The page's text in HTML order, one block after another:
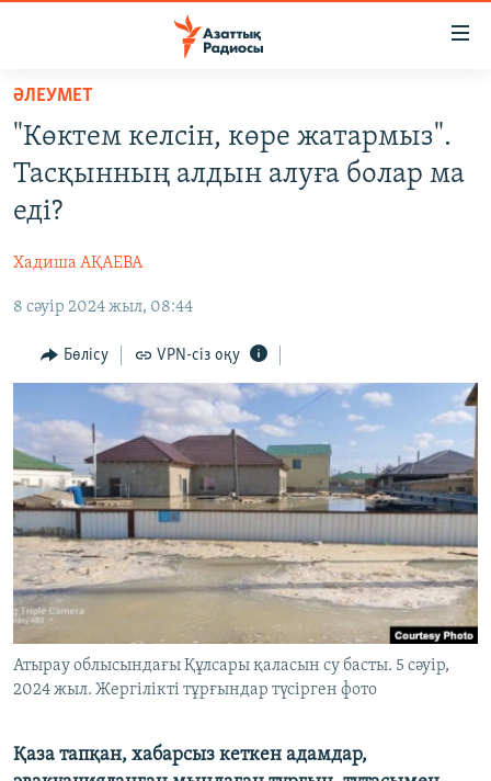
Skip
main
content
main
Skip
Search
ЖАҢАЛЫҚТАР
AZATTYQTV
АДАМ ҚҰҚЫҚТАРЫ
ӘЛЕУМЕТ
ӘЛЕМ
АРНАЙЫ ЖОБАЛАР
Русский
ЖАЗЫЛЫҢЫЗ
Басқа тілдерде
ӘЛЕУМЕТ
"Көктем келсін, көре жатармыз".
Тасқынның алдын алуға болар ма
еді?
Хадиша АҚАЕВА
8 сәуір 2024 жыл, 08:44
Бөлісу VPN-сіз оқу
Атырау облысындағы Құлсары қаласын су басты. 5 сәуір,
2024 жыл. Жергілікті тұрғындар түсірген фото
Қаза тапқан, хабарсыз кеткен адамдар,